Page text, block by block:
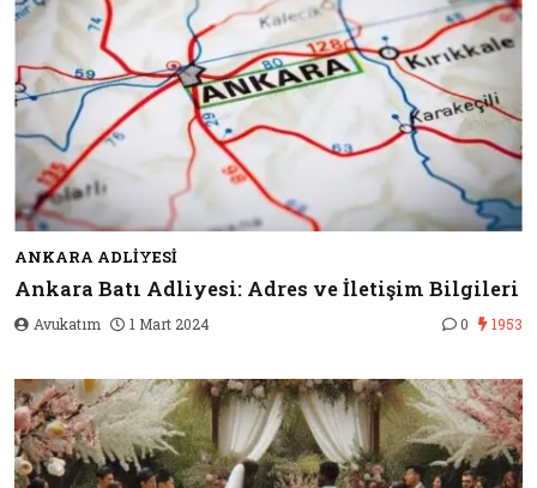
ANKARA ADLIYESI
Ankara Batı Adliyesi: Adres ve İletişim Bilgileri
Avukatım 1 Mart 2024 0 1953